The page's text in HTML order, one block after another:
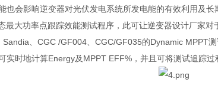
也会影响逆变器对光伏发电系统所发电能的有效利用及
最大功率点跟踪效能测试程序，此可让逆变器设计厂家
Sandia CGC /GF004 CGC/GF035的Dynamic MPPT
实时地计算Energy及MPPT EFF% ，并且可将测试追踪